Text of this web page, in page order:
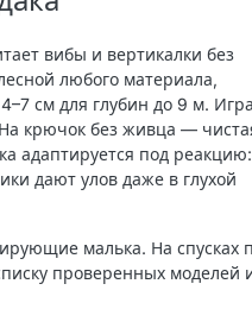
вибы и вертикалки без
любого материала,
см для глубин до 9 м.
крючок без живца —
адаптируется под
дают улов даже в глухой
малька. На спусках
проверенных моделей